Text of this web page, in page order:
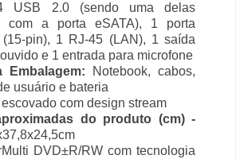
USB 2.0 (sendo uma delas
com a porta eSATA), 1 porta
pin), 1 RJ-45 (LAN), 1 saída
e 1 entrada para microfone
Embalagem: Notebook, cabos,
usuário e bateria
com design stream
do produto (cm) -
DVD±R/RW com tecnologia